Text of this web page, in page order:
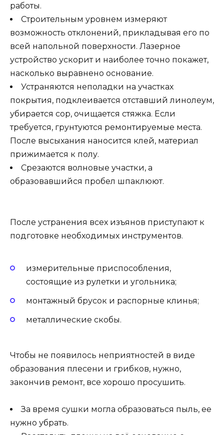
работы.
Строительным уровнем измеряют
возможность отклонений, прикладывая его по
всей напольной поверхности. Лазерное
устройство ускорит и наиболее точно покажет,
насколько выравнено основание.
Устраняются неполадки на участках
покрытия, подклеивается отставший линолеум,
убирается сор, очищается стяжка. Если
требуется, грунтуются ремонтируемые места.
После высыхания наносится клей, материал
прижимается к полу.
Срезаются волновые участки, а
образовавшийся пробел шпаклюют.
После устранения всех изъянов приступают к
подготовке необходимых инструментов.
измерительные приспособления,
состоящие из рулетки и угольника;
монтажный брусок и распорные клинья;
металлические скобы.
Чтобы не появилось неприятностей в виде
образования плесени и грибков, нужно,
закончив ремонт, все хорошо просушить.
За время сушки могла образоваться пыль, ее
нужно убрать.